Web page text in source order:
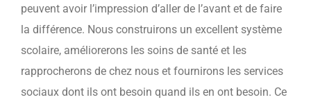
peuvent avoir l’impression d’aller de l’avant et de faire
la différence. Nous construirons un excellent système
scolaire, améliorerons les soins de santé et les
rapprocherons de chez nous et fournirons les services
sociaux dont ils ont besoin quand ils en ont besoin. Ce